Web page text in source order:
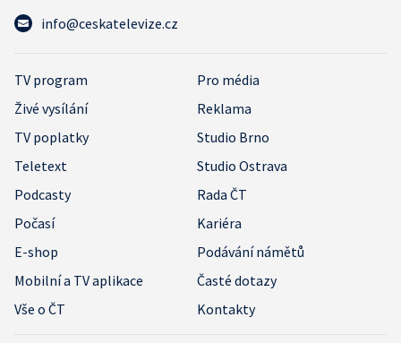
info@ceskatelevize.cz
TV program
Pro média
Živé vysílání
Reklama
TV poplatky
Studio Brno
Teletext
Studio Ostrava
Podcasty
Rada ČT
Počasí
Kariéra
E-shop
Podávání námětů
Mobilní a TV aplikace
Časté dotazy
Vše o ČT
Kontakty